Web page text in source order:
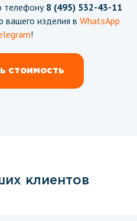
телефону 8 (495) 532-43-11
вашего изделия в WhatsApp
!
стоимость
клиентов